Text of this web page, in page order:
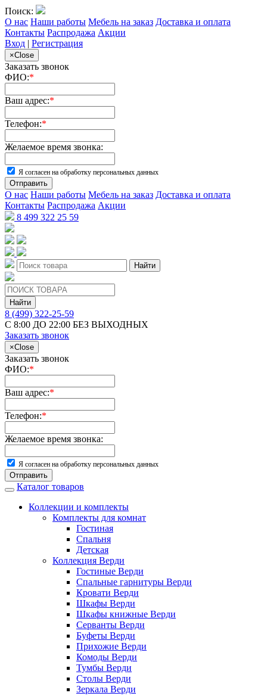
Поиск:
О нас Наши работы Мебель на заказ Доставка и оплата
Контакты Распродажа Акции
Вход | Регистрация
×Close
Заказать звонок
ФИО:*
Ваш адрес:*
Телефон:*
Желаемое время звонка:
Я согласен на обработку персональных данных
Отправить
О нас Наши работы Мебель на заказ Доставка и оплата
Контакты Распродажа Акции
8 499 322 25 59
Найти
Найти
8 (499) 322-25-59
С 8:00 ДО 22:00 БЕЗ ВЫХОДНЫХ
Заказать звонок
×Close
Заказать звонок
ФИО:*
Ваш адрес:*
Телефон:*
Желаемое время звонка:
Я согласен на обработку персональных данных
Отправить
Каталог товаров
Коллекции и комплекты
Комплекты для комнат
Гостиная
Спальня
Детская
Коллекция Верди
Гостиные Верди
Спальные гарнитуры Верди
Кровати Верди
Шкафы Верди
Шкафы книжные Верди
Серванты Верди
Буфеты Верди
Прихожие Верди
Комоды Верди
Тумбы Верди
Столы Верди
Зеркала Верди